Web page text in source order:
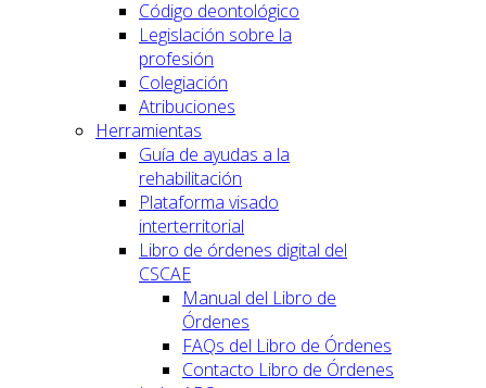
Código deontológico
Legislación sobre la
profesión
Colegiación
Atribuciones
Herramientas
Guía de ayudas a la
rehabilitación
Plataforma visado
interterritorial
Libro de órdenes digital del
CSCAE
Manual del Libro de
Órdenes
FAQs del Libro de Órdenes
Contacto Libro de Órdenes